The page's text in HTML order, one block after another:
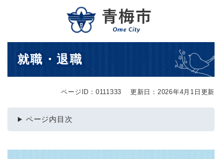
メニューを飛ばして本文へ
就職・退職
ページID：0111333 更新日：2026年4月1日更新
ページ内目次